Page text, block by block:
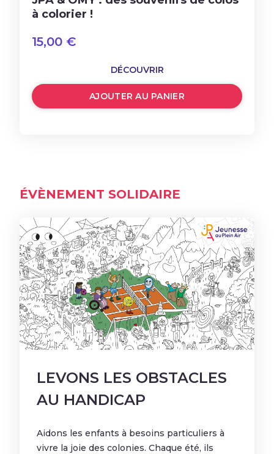
à colorier !
15,00 €
DÉCOUVRIR
AJOUTER AU PANIER
ÉVÈNEMENT SOLIDAIRE
LEVONS LES OBSTACLES
AU HANDICAP
Aidons les enfants à besoins particuliers à
vivre la joie des colonies. Chaque été, ils